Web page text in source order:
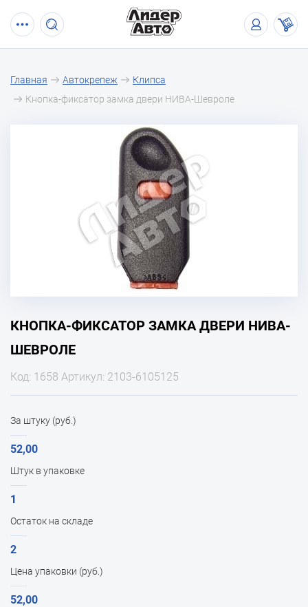
Главная Автокрепеж
Клипса
Кнопка-фиксатор замка двери НИВА-Шевроле
КНОПКА-ФИКСАТОР ЗАМКА ДВЕРИ НИВА-
ШЕВРОЛЕ
Код: 1658 Артикул: 2103-6105125
За штуку (руб.)
52,00
Штук в упаковке
1
Остаток на складе
2
Цена упаковки (руб.)
52,00